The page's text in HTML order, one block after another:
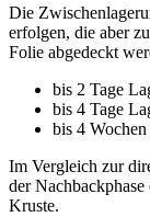
Die
erfolgen, die aber
Folie abgedeckt
bis 2 Tage
bis 4 Tage
bis 4
Im Vergleich zur
der
Kruste.